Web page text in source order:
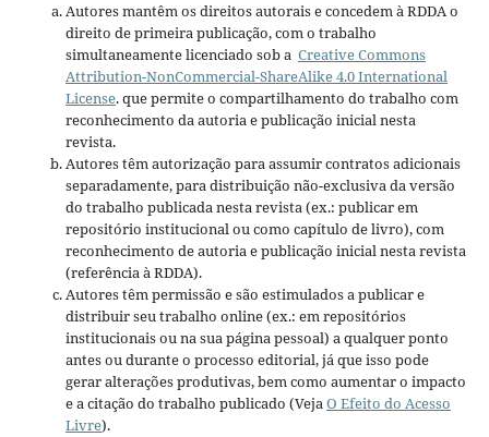
Autores mantêm os direitos autorais e concedem à RDDA o
direito de primeira publicação, com o trabalho
simultaneamente licenciado sob a Creative Commons
Attribution-NonCommercial-ShareAlike 4.0 International
License. que permite o compartilhamento do trabalho com
reconhecimento da autoria e publicação inicial nesta
revista.
Autores têm autorização para assumir contratos adicionais
separadamente, para distribuição não-exclusiva da versão
do trabalho publicada nesta revista (ex.: publicar em
repositório institucional ou como capítulo de livro), com
reconhecimento de autoria e publicação inicial nesta revista
(referência à RDDA).
Autores têm permissão e são estimulados a publicar e
distribuir seu trabalho online (ex.: em repositórios
institucionais ou na sua página pessoal) a qualquer ponto
antes ou durante o processo editorial, já que isso pode
gerar alterações produtivas, bem como aumentar o impacto
e a citação do trabalho publicado (VejaO Efeito do Acesso
Livre).